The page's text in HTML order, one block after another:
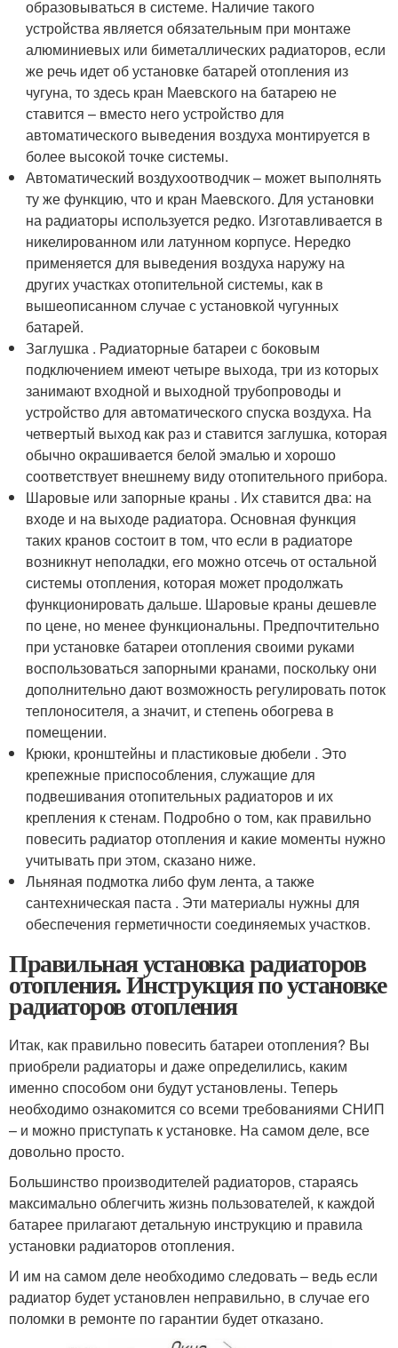
образовываться в системе. Наличие такого
устройства является обязательным при монтаже
алюминиевых или биметаллических радиаторов, если
же речь идет об установке батарей отопления из
чугуна, то здесь кран Маевского на батарею не
ставится – вместо него устройство для
автоматического выведения воздуха монтируется в
более высокой точке системы.
Автоматический воздухоотводчик – может выполнять
ту же функцию, что и кран Маевского. Для установки
на радиаторы используется редко. Изготавливается в
никелированном или латунном корпусе. Нередко
применяется для выведения воздуха наружу на
других участках отопительной системы, как в
вышеописанном случае с установкой чугунных
батарей.
Заглушка . Радиаторные батареи с боковым
подключением имеют четыре выхода, три из которых
занимают входной и выходной трубопроводы и
устройство для автоматического спуска воздуха. На
четвертый выход как раз и ставится заглушка, которая
обычно окрашивается белой эмалью и хорошо
соответствует внешнему виду отопительного прибора.
Шаровые или запорные краны . Их ставится два: на
входе и на выходе радиатора. Основная функция
таких кранов состоит в том, что если в радиаторе
возникнут неполадки, его можно отсечь от остальной
системы отопления, которая может продолжать
функционировать дальше. Шаровые краны дешевле
по цене, но менее функциональны. Предпочтительно
при установке батареи отопления своими руками
воспользоваться запорными кранами, поскольку они
дополнительно дают возможность регулировать поток
теплоносителя, а значит, и степень обогрева в
помещении.
Крюки, кронштейны и пластиковые дюбели . Это
крепежные приспособления, служащие для
подвешивания отопительных радиаторов и их
крепления к стенам. Подробно о том, как правильно
повесить радиатор отопления и какие моменты нужно
учитывать при этом, сказано ниже.
Льняная подмотка либо фум лента, а также
сантехническая паста . Эти материалы нужны для
обеспечения герметичности соединяемых участков.
Правильная установка радиаторов
отопления. Инструкция по установке
радиаторов отопления
Итак, как правильно повесить батареи отопления? Вы
приобрели радиаторы и даже определились, каким
именно способом они будут установлены. Теперь
необходимо ознакомится со всеми требованиями СНИП
– и можно приступать к установке. На самом деле, все
довольно просто.
Большинство производителей радиаторов, стараясь
максимально облегчить жизнь пользователей, к каждой
батарее прилагают детальную инструкцию и правила
установки радиаторов отопления.
И им на самом деле необходимо следовать – ведь если
радиатор будет установлен неправильно, в случае его
поломки в ремонте по гарантии будет отказано.